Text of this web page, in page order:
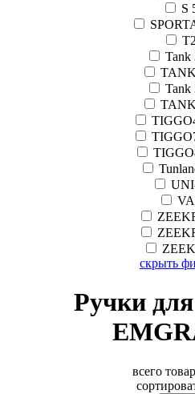
S
T2
Tank
Tank
скрыть
Ручки
всего